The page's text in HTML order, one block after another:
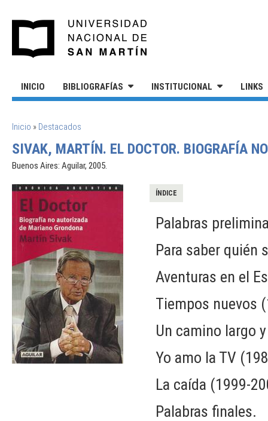
INICIO BIBLIOGRAFÍAS INSTITUCIONAL LINKS
SE ENCUENTRA USTED AQUÍ
Inicio » Destacados
SIVAK, MARTÍN. EL DOCTOR. BIOGRAFÍA
Buenos Aires: Aguilar, 2005.
ÍNDICE
Palabras
Para saber quién
Aventuras en el
Tiempos nuevos
Un camino largo
Yo amo la TV
La caída (1999-
Palabras finales.